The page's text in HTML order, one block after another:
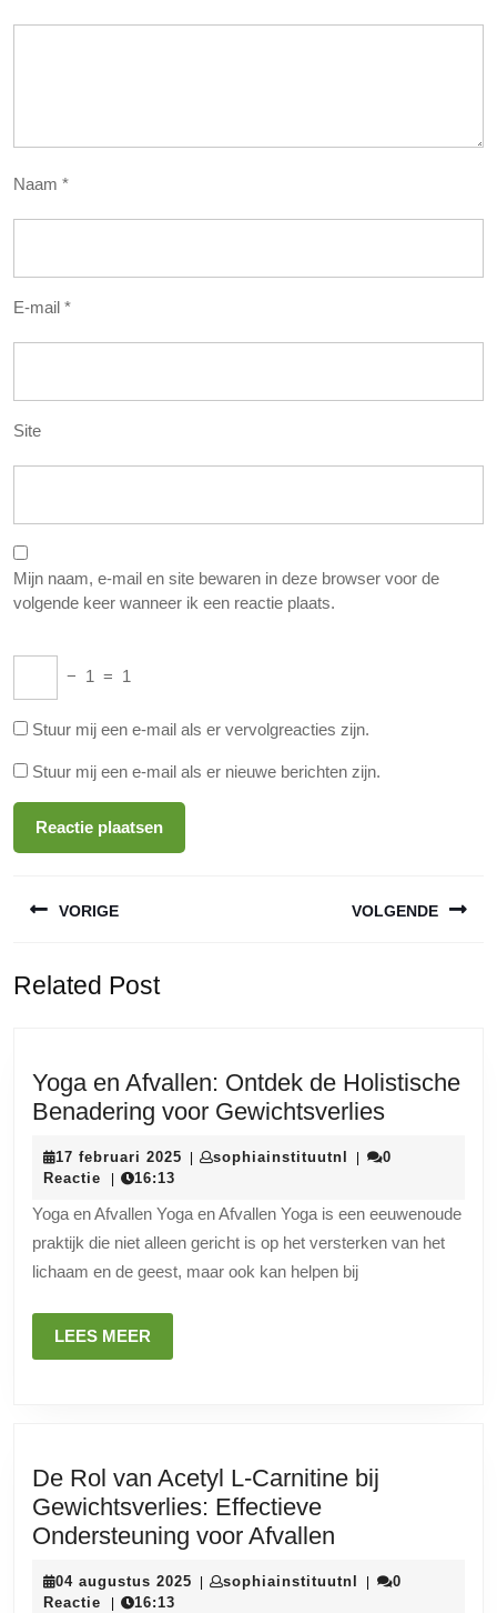
Naam *
E-mail *
Site
Mijn naam, e-mail en site bewaren in deze browser voor de
volgende keer wanneer ik een reactie plaats.
− 1 = 1
Stuur mij een e-mail als er vervolgreacties zijn.
Stuur mij een e-mail als er nieuwe berichten zijn.
VORIGE
bericht:
VOLGENDE
Related Post
Yoga en Afvallen: Ontdek de Holistische
Benadering voor GewichtsverliesYoga
Afvallen:
de
17 februari 2025 17| sophiainstituutnl sophiainstituutnl
|
0
Reactie
| 16:13
Yoga en Afvallen Yoga en Afvallen Yoga is een eeuwenoude
praktijk die niet alleen gericht is op het versterken van het
lichaam en de geest, maar ook kan helpen bij
LEES MEER
MEER
De Rol van Acetyl L-Carnitine bij
Gewichtsverlies: Effectieve
Ondersteuning voor Afvallen
van
04 augustus 2025 04| sophiainstituutnl sophiainstituutnl
|
0
Reactie
| 16:13